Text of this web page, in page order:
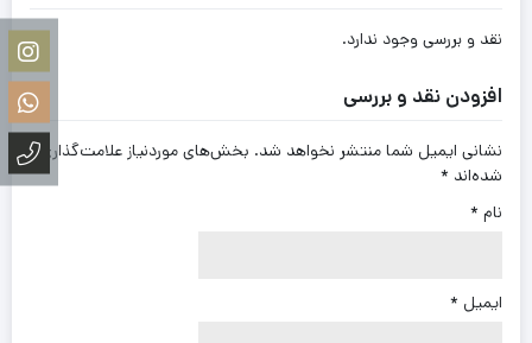
نقد و بررسی وجود ندارد.
افزودن نقد و بررسی
نشانی ایمیل شما منتشر نخواهد شد. بخش‌های موردنیاز علامت‌گذاری
شده‌اند *
نام *
ایمیل *